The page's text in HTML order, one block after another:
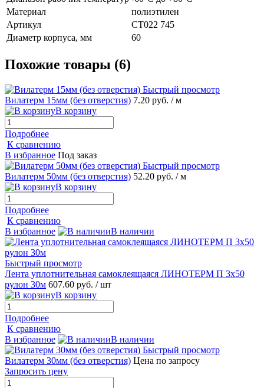
Материал
полиэтилен
Артикул
СТ022 745
Диаметр корпуса, мм
60
Похожие товары (6)
Быстрый просмотр
Вилатерм 15мм (без отверстия) 7.20 руб. / м
В корзину
Подробнее
К сравнению
В избранное Под заказ
Быстрый просмотр
Вилатерм 50мм (без отверстия) 52.20 руб. / м
В корзину
Подробнее
К сравнению
В избранное
В наличии
Быстрый просмотр
Лента уплотнительная самоклеящаяся ЛИНОТЕРМ П 3х50
рулон 30м 607.60 руб. / шт
В корзину
Подробнее
К сравнению
В избранное
В наличии
Быстрый просмотр
Вилатерм 30мм (без отверстия) Цена по запросу
Запросить цену